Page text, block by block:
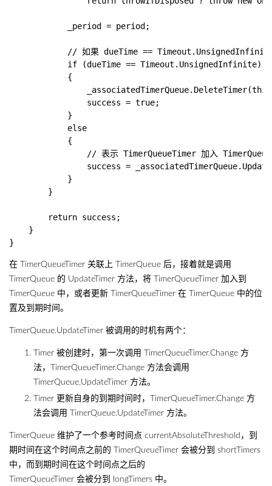
            _period = period;
// 如果 dueTime ==
            if (dueTime == Timeout.UnsignedInfinite)
            {
                success = true;
            }
            else
            {
// 表示 TimerQueueTimer 加入
success =
            }
        }
        return success;
    }
在 TimerQueueTimer 关联上 TimerQueue 后，接着就是调用
TimerQueue 的 UpdateTimer 方法，将 TimerQueueTimer 加入到
TimerQueue 中，或者更新 TimerQueueTimer 在 TimerQueue 中的位
置及到期时间。
TimerQueue.UpdateTimer 被调用的时机有两个：
Timer 被创建时，第一次调用 TimerQueueTimer.Change 方
法，TimerQueueTimer.Change 方法会调用
TimerQueue.UpdateTimer 方法。
Timer 更新自身的到期时间时，TimerQueueTimer.Change 方
法会调用 TimerQueue.UpdateTimer 方法。
TimerQueue 维护了一个参考时间点 currentAbsoluteThreshold，到
期时间在这个时间点之前的 TimerQueueTimer 会被分到 shortTimers
中，而到期时间在这个时间点之后的
TimerQueueTimer 会被分到 longTimers 中。